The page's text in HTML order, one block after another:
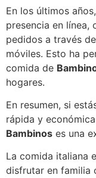
En los últimos años,
presencia en
pedidos a través
móviles. Esto ha
comida de
hogares.
En resumen, si
rápida y
Bambinos es una
La comida italiana
disfrutar en familia